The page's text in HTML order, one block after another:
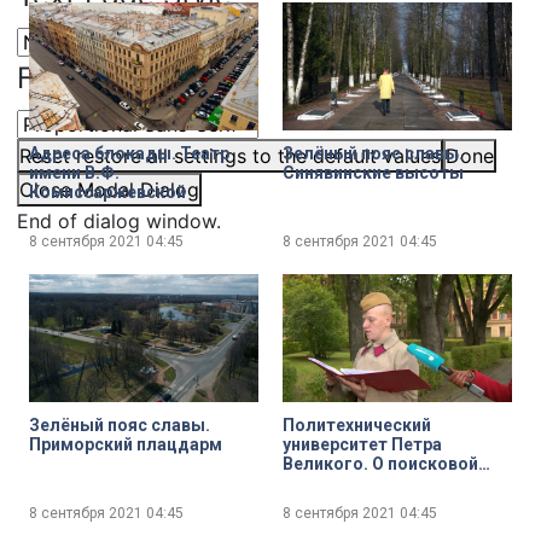
Font Family
Resetrestore all settings to the default values Done
Close Modal Dialog
End of dialog window.
Адреса блокады. Театр
имени В.Ф.
Комиссаржевской
8 сентября 2021 04:45
Зелёный пояс славы.
Синявинские высоты
8 сентября 2021 04:45
Зелёный пояс славы.
Приморский плацдарм
8 сентября 2021 04:45
Политехнический
университет Петра
Великого. О поисковой
исторических
реконструкциях клуба
8 сентября 2021 04:45